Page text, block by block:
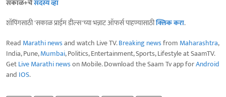
सकाळ+चेसदस्य व्हा
शॉपिंगसाठी 'सकाळ प्राईम डील्स'च्या भन्नाट ऑफर्स पाहण्यासाठीक्लिक करा.
Read Marathi newsand watch Live TV.Breaking newsfrom Maharashtra,
India, Pune,Mumbai, Politics, Entertainment, Sports, Lifestyle at SaamTV.
GetLive Marathi newson Mobile. Download the Saam Tv app forAndroid
and IOS.